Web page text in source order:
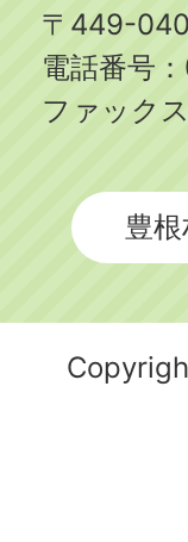
〒449-
電話番号：
ファック
豊